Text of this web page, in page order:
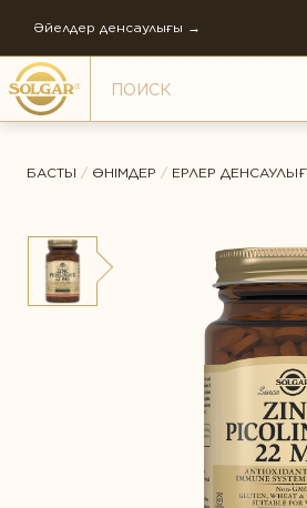
Әйелдер денсаулығы →
Антистресс
Әйелдер денсаулығы
Балаларға қамқорлық
Бауыр қорғалған
Буындар денсаулығы
Денсаулығын қолдау
СОЛГАР ТАРИХЫ
КОМПАНИЯНЫҢ
ӘЛЕМДІК ӨНДІРІС
КОМПАНИЯНЫҢ
БАСТЫ / ӨНІМДЕР / ЕРЛЕР
ЖАЛПЫ РЕЙТИНГ